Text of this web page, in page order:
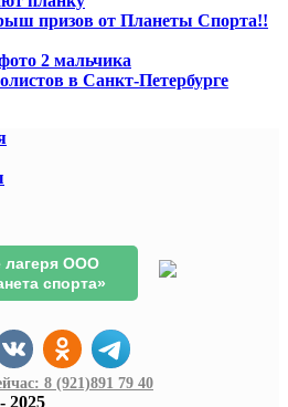
призов от Планеты Спорта!!
в Санкт-Петербурге
лагеря ООО
спорта»
8 (921)891 79 40
2025